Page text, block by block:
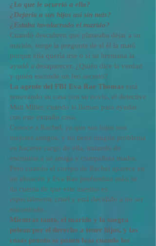
¿Lo que le ocurrió a ella?
¿Dejaría a sus hijos así sin más?
¿Estaba involucrado el marido?
Cuando descubren que planeaba dejar a su
marido, surge la pregunta de si él la mató
porque ella quería irse o si su hermana la
ayudó a desaparecer. ¿Quién dice la verdad
y quién esconde un feo secreto?
La agente del FBI Eva Rae Thomas está
renovando su casa con su novio, el detective
Matt Miller, cuando la llaman para ayudar
con este extraño caso.
Conoce a Rachel, ya que sus hijos son
mejores amigos, y no tiene ningún problema
en hacerse cargo de ella, tratando de
encontrar a su amiga y compañera madre.
Pero cuando el cuerpo de Rachel aparece en
un almacén y Eva Rae profundiza más; se
da cuenta de que este asesino es
especialmente cruel y está decidido a no ser
encontrado.
Mientras tanto, el marido y la suegra
pelean por el derecho a tener hijos, y las
cosas pronto se ponen feas cuando los